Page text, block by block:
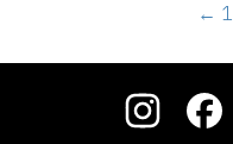
← 1